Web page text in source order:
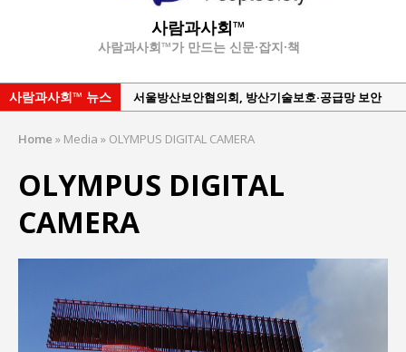
사람과사회™
사람과사회™가 만드는 신문·잡지·책
사람과사회™ 뉴스
서울방산보안협의회, 방산기술보호·공급망 보안
서효석 충청향우회중앙회 총재 취임 논란 확산
지방의회 공약은 ‘빛 좋은 개살구’인가?
“엄마의 절박함과 ‘실무형 정치인’으로 생활정치 실
이홍원 작가, 생활문화상품 4종 판매
통일 지향 2국가론: 한반도 평화의 새로운 길
Home » Media » OLYMPUS DIGITAL CAMERA
OLYMPUS DIGITAL
CAMERA